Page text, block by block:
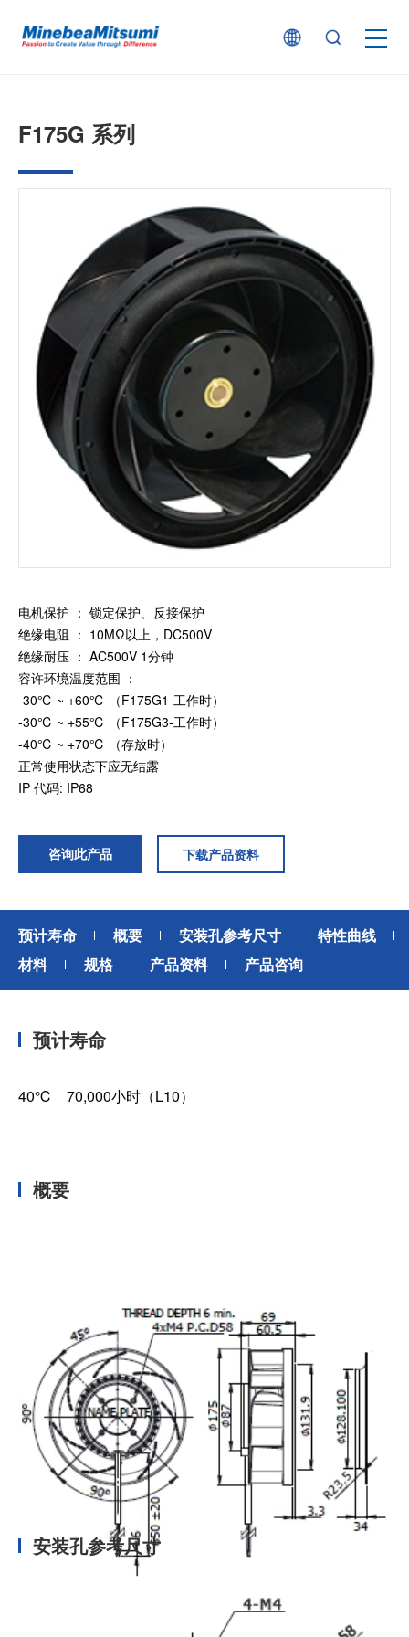
技术支持
新闻
企业信息
加入我们
F175G 系列
电机保护 ： 锁定保护、反接保护
绝缘电阻 ： 10MΩ以上，DC500V
绝缘耐压 ： AC500V 1分钟
容许环境温度范围 ：
-30℃ ~ +60℃ （F175G1-工作时）
-30℃ ~ +55℃ （F175G3-工作时）
-40℃ ~ +70℃ （存放时）
正常使用状态下应无结露
IP 代码: IP68
咨询此产品 下载产品资料
预计寿命 概要 安装孔参考尺寸
特性曲线
材料
规格 产品资料 产品咨询
预计寿命
40℃ 70,000小时（L10）
概要
安装孔参考尺寸